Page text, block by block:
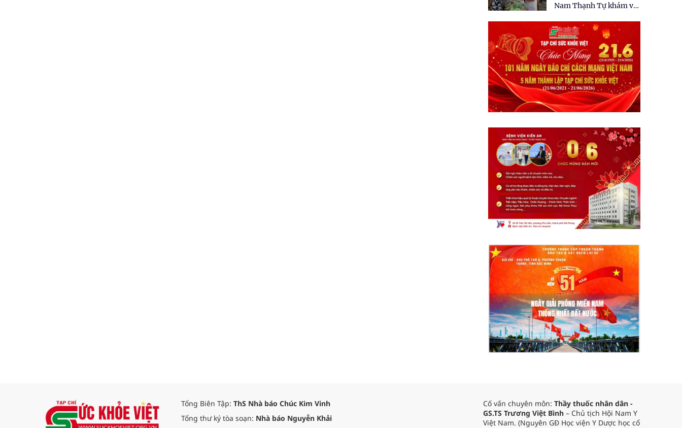
Nam Thạnh Tự khám và
nhân dân
Tổng Biên Tập: ThS Nhà báo Chúc Kim Vinh
Tổng thư ký tòa soạn: Nhà báo Nguyễn Khải
Cố vấn chuyên môn: Thầy thuốc nhân dân -
GS.TS Trương Việt Bình – Chủ tịch Hội Nam Y
Việt Nam. (Nguyên GĐ Học viện Y Dược học cổ